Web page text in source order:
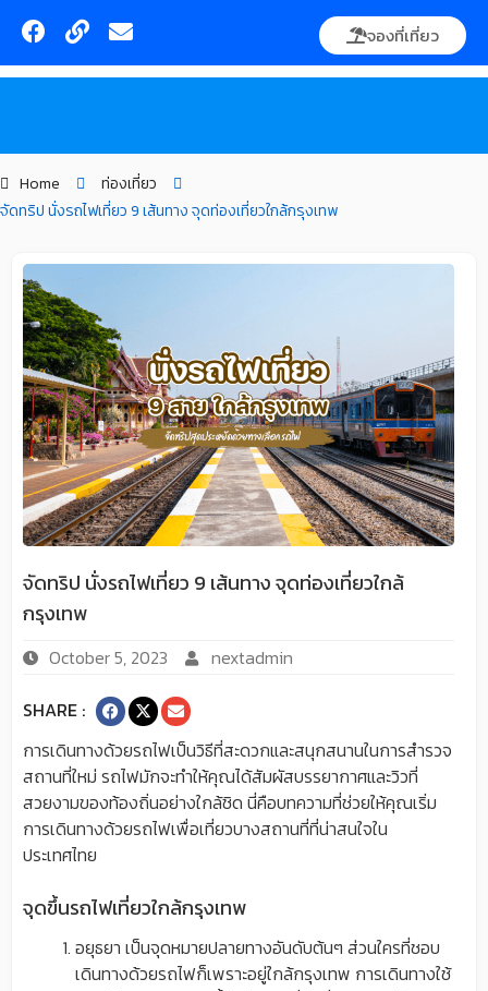
content
F
a
c
o
o
k
L
i
n
E
v
o
p
e
จองที่เที่ยว
Home
ท่องเที่ยว
จัดทริป นั่งรถไฟเที่ยว 9 เส้นทาง จุดท่องเที่ยวใกล้กรุงเทพ
จัดทริป นั่งรถไฟเที่ยว 9 เส้นทาง จุดท่องเที่ยวใกล้
กรุงเทพ
October 5, 2023
nextadmin
SHARE :
การเดินทางด้วยรถไฟเป็นวิธีที่สะดวกและสนุกสนานในการสำรวจ
สถานที่ใหม่ รถไฟมักจะทำให้คุณได้สัมผัสบรรยากาศและวิวที่
สวยงามของท้องถิ่นอย่างใกล้ชิด นี่คือบทความที่ช่วยให้คุณเริ่ม
การเดินทางด้วยรถไฟเพื่อเที่ยวบางสถานที่ที่น่าสนใจใน
ประเทศไทย
จุดขึ้นรถไฟเที่ยวใกล้กรุงเทพ
อยุธยา เป็นจุดหมายปลายทางอันดับต้นๆ ส่วนใครที่ชอบ
เดินทางด้วยรถไฟก็เพราะอยู่ใกล้กรุงเทพ การเดินทางใช้